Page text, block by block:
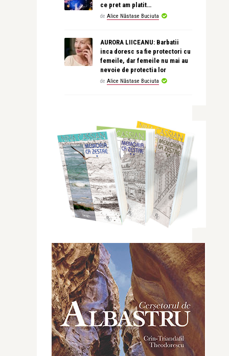
ce pret am platit…
de Alice Năstase Buciuta
AURORA LIICEANU: Barbatii
inca doresc sa fie protectori cu
femeile, dar femeile nu mai au
nevoie de protectia lor
de Alice Năstase Buciuta